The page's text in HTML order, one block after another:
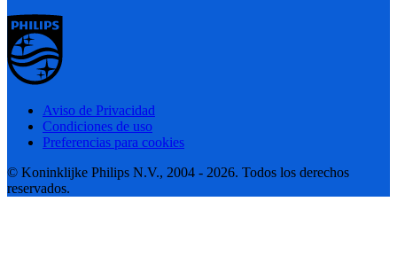
Aviso de Privacidad
Condiciones de uso
Preferencias para cookies
© Koninklijke Philips N.V., 2004 - 2026. Todos los derechos
reservados.